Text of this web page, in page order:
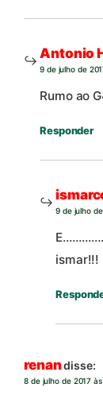
Antonio
9 de julho de
Rumo ao
Responder
9 de julho
ismar!!!
renandisse:
8 de julho de 2017